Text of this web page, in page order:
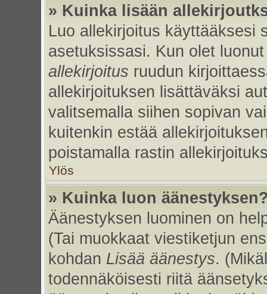
» Kuinka lisään
Luo allekirjoitus käyttääksesi
asetuksissasi. Kun olet
allekirjoitus ruudun
allekirjoituksen lisättäväksi
valitsemalla siihen sopivan
kuitenkin estää
poistamalla rastin
Ylös
» Kuinka luon
Äänestyksen luominen on
(Tai muokkaat viestiketjun
kohdan Lisää äänestys.
todennäköisesti riitä